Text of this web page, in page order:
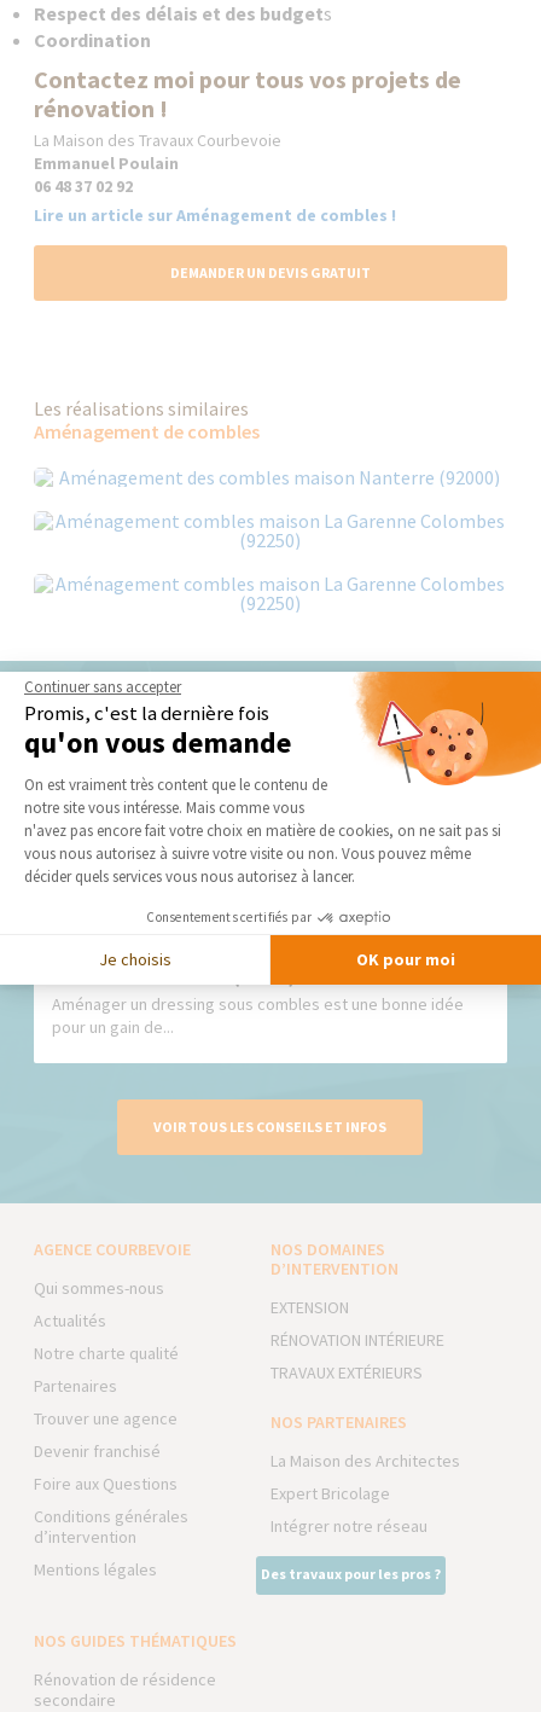
Respect des délais et des budgets
Coordination
Contactez moi pour tous vos projets de
rénovation !
La Maison des Travaux Courbevoie
Emmanuel Poulain
06 48 37 02 92
Lire un article sur Aménagement de combles !
DEMANDER UN DEVIS GRATUIT
Les réalisations similaires
Aménagement de combles
Nos derniers conseils et actus
Aménager un dressing sous combles : suivez nos
Aménager un dressing sous combles est une bonne idée
pour un gain de...
VOIR TOUS LES CONSEILS ET INFOS
AGENCE COURBEVOIE
Qui sommes-nous
Actualités
Notre charte qualité
Partenaires
Trouver une agence
Devenir franchisé
Foire aux Questions
Conditions générales
d’intervention
Mentions légales
NOS DOMAINES
D’INTERVENTION
EXTENSION
RÉNOVATION INTÉRIEURE
TRAVAUX EXTÉRIEURS
NOS PARTENAIRES
La Maison des Architectes
Expert Bricolage
Intégrer notre réseau
Des travaux pour les pros ?
NOS GUIDES THÉMATIQUES
Rénovation de résidence
secondaire
Continuer sans accepter
Promis, c'est la dernière fois
qu'on vous demande
Plateforme de Gestion du
On est vraiment très content que le contenu de
notre site vous intéresse. Mais comme vous
n'avez pas encore fait votre choix en matière de cookies, on ne sait pas si
vous nous autorisez à suivre votre visite ou non. Vous pouvez même
décider quels services vous nous autorisez à lancer.
Consentements certifiés par
Je choisis OK pour moi
Axeptio consent